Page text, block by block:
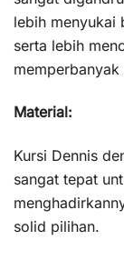
lebih menyukai
serta lebih
Material:
Kursi Dennis
sangat tepat
solid pilihan.